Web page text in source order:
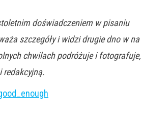
doświadczeniem w pisaniu
szczegóły i widzi drugie dno w na
chwilach podróżuje i fotografuje,
redakcyjną.